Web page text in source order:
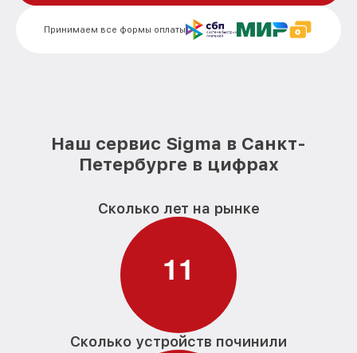
Принимаем все формы оплаты
Наш сервис Sigma в Санкт-
Петербурге в цифрах
Сколько лет на рынке
11
Сколько устройств починили